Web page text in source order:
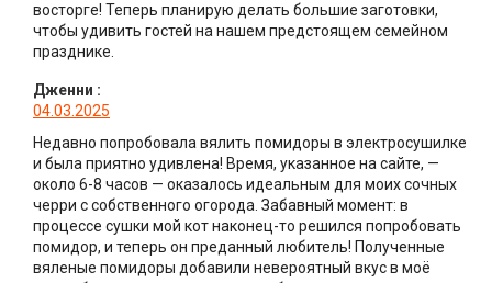
восторге! Теперь планирую делать большие заготовки,
чтобы удивить гостей на нашем предстоящем семейном
празднике.
Дженни :
04.03.2025
Недавно попробовала вялить помидоры в электросушилке
и была приятно удивлена! Время, указанное на сайте, —
около 6-8 часов — оказалось идеальным для моих сочных
черри с собственного огорода. Забавный момент: в
процессе сушки мой кот наконец-то решился попробовать
помидор, и теперь он преданный любитель! Полученные
вяленые помидоры добавили невероятный вкус в моё